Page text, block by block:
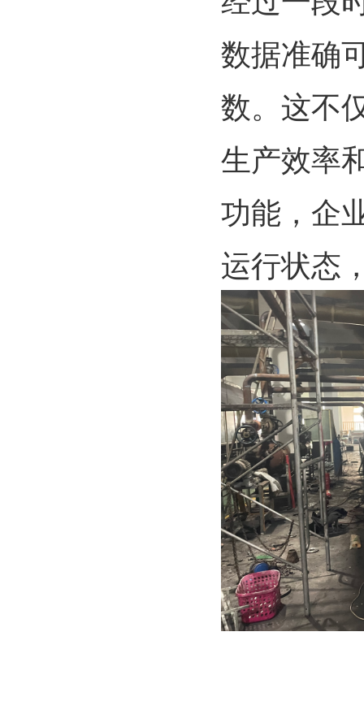
数据准确
数。这不
生产效率
功能，企
运行状态